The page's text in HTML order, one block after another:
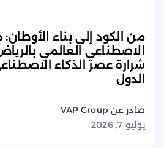
من الكود إلى بناء الأوطان:
شرارة عصر الذكاء
الدول
صادر عن VAP Group
يوليو 7, 2026